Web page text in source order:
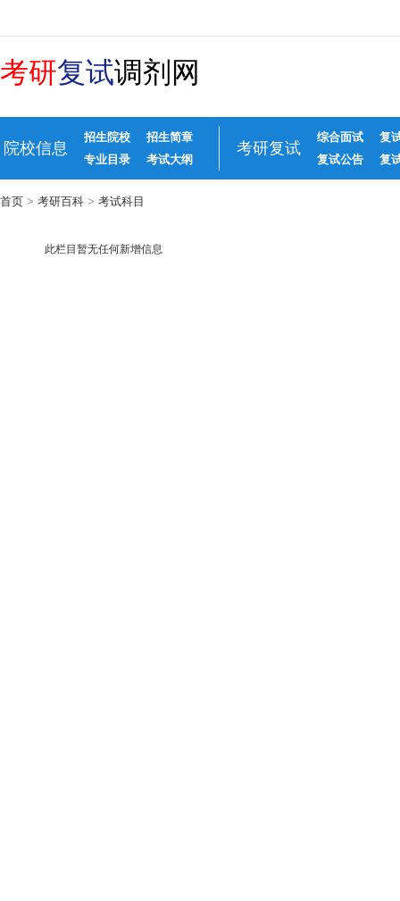
考研复试调剂网
院校信息
招生院校
招生简章
专业目录
考试大纲
考研复试
综合面试
复
复试公告
复
首页 > 考研百科 > 考试科目
此栏目暂无任何新增信息